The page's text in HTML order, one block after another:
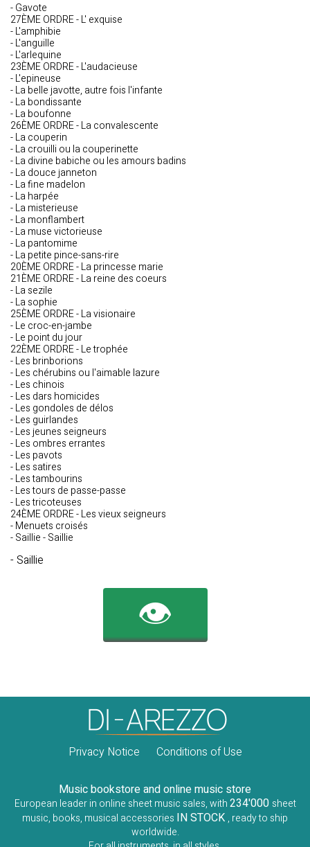
- Gavote
27ÈME ORDRE - L' exquise
- L'amphibie
- L'anguille
- L'arlequine
23ÈME ORDRE - L'audacieuse
- L'epineuse
- La belle javotte, autre fois l'infante
- La bondissante
- La boufonne
26ÈME ORDRE - La convalescente
- La couperin
- La crouilli ou la couperinette
- La divine babiche ou les amours badins
- La douce janneton
- La fine madelon
- La harpée
- La misterieuse
- La monflambert
- La muse victorieuse
- La pantomime
- La petite pince-sans-rire
20ÈME ORDRE - La princesse marie
21ÈME ORDRE - La reine des coeurs
- La sezile
- La sophie
25ÈME ORDRE - La visionaire
- Le croc-en-jambe
- Le point du jour
22ÈME ORDRE - Le trophée
- Les brinborions
- Les chérubins ou l'aimable lazure
- Les chinois
- Les dars homicides
- Les gondoles de délos
- Les guirlandes
- Les jeunes seigneurs
- Les ombres errantes
- Les pavots
- Les satires
- Les tambourins
- Les tours de passe-passe
- Les tricoteuses
24ÈME ORDRE - Les vieux seigneurs
- Menuets croisés
- Saillie - Saillie
- Saillie
👁️
Privacy Notice Conditions of Use
Music bookstore and online music store
European leader in online sheet music sales, with234'000 sheet
music, books, musical accessories IN STOCK , ready to ship
worldwide.